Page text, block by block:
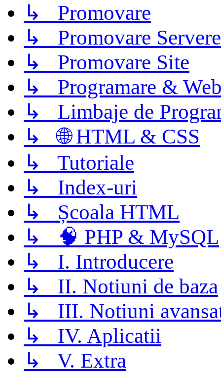
↳ Promovare
↳ Promovare Servere
↳ Promovare Site
↳ Programare &
↳ Limbaje de
↳ 🌐 HTML & CSS
↳ Tutoriale
↳ Index-uri
↳ Școala HTML
↳ 🧠 PHP & MySQL
↳ I. Introducere
↳ II. Notiuni de baza
↳ III. Notiuni
↳ IV. Aplicatii
↳ V. Extra